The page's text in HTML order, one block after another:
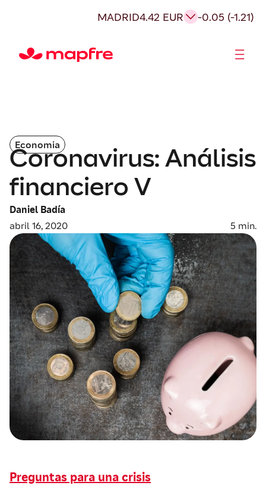
MADRID4.42 EUR -0.05 (-1.21)
Economia
Coronavirus: Análisis
financiero V
Daniel Badía
abril 16, 2020
5 min.
Preguntas para una crisis